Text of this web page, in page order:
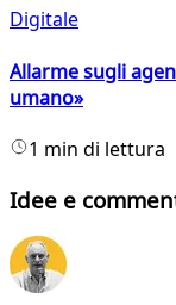
Digitale
Allarme sugli
umano»
1 min di lettura
Idee e